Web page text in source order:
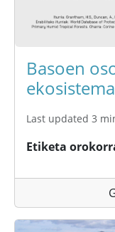
Basoen
Last updated 3
Etiketa